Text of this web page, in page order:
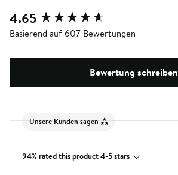
4.65
Basierend auf 607 Bewertungen
Bewertung schreiben
Unsere Kunden sagen
94% rated this product 4-5 stars
New content loaded